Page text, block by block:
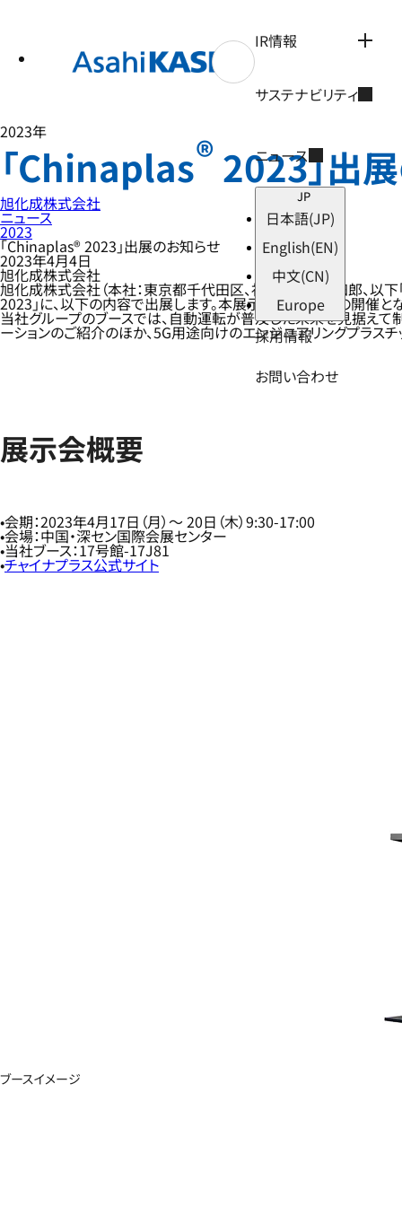
IR情報
サステナビリティ
ニュース
JP
日本語(JP)
English(EN)
中文(CN)
Europe
採用情報
お問い合わせ
2023年
「Chinaplas® 2023」出
旭化成株式会社
ニュース
2023
「Chinaplas® 2023」出展のお知らせ
2023年4月4日
旭化成株式会社
旭化成株式会社（本社：東京都千代田区、社長：工藤 幸四郎、以
2023」に、以下の内容で出展します。本展示会は2年ぶりの開催
当社グループのブースでは、自動運転が普及した未来を見据えて
ーションのご紹介のほか、5G用途向けのエンジニアリングプラス
展示会概要
会期：2023年4月17日（月）～ 20日（木）9:30-17:00
会場：中国・深セン国際会展センター
当社ブース：17号館-17J81
チャイナプラス公式サイト
ブースイメージ